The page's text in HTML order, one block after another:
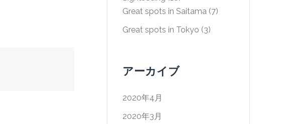
Great spots in Saitama (7)
Great spots in Tokyo (3)
アーカイブ
2020年4月
2020年3月